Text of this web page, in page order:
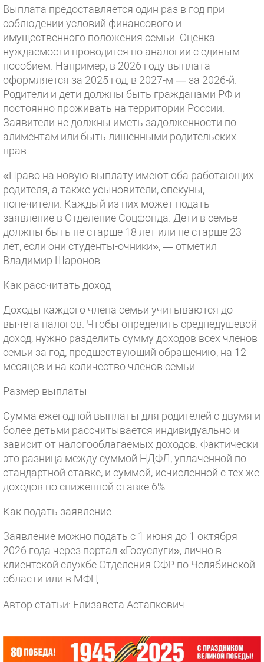
Выплата предоставляется один раз в год при
соблюдении условий финансового и
имущественного положения семьи. Оценка
нуждаемости проводится по аналогии с единым
пособием. Например, в 2026 году выплата
оформляется за 2025 год, в 2027-м — за 2026-й.
Родители и дети должны быть гражданами РФ и
постоянно проживать на территории России.
Заявители не должны иметь задолженности по
алиментам или быть лишёнными родительских
прав.
«Право на новую выплату имеют оба работающих
родителя, а также усыновители, опекуны,
попечители. Каждый из них может подать
заявление в Отделение Соцфонда. Дети в семье
должны быть не старше 18 лет или не старше 23
лет, если они студенты-очники», — отметил
Владимир Шаронов.
Как рассчитать доход
Доходы каждого члена семьи учитываются до
вычета налогов. Чтобы определить среднедушевой
доход, нужно разделить сумму доходов всех членов
семьи за год, предшествующий обращению, на 12
месяцев и на количество членов семьи.
Размер выплаты
Сумма ежегодной выплаты для родителей с двумя и
более детьми рассчитывается индивидуально и
зависит от налогооблагаемых доходов. Фактически
это разница между суммой НДФЛ, уплаченной по
стандартной ставке, и суммой, исчисленной с тех же
доходов по сниженной ставке 6%.
Как подать заявление
Заявление можно подать с 1 июня до 1 октября
2026 года через портал «Госуслуги», лично в
клиентской службе Отделения СФР по Челябинской
области или в МФЦ.
Автор статьи: Елизавета Астапкович